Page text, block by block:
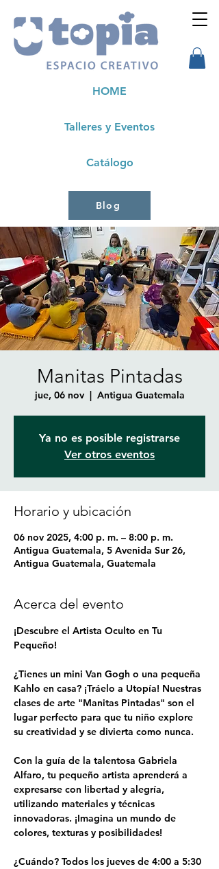
Talleres y Eventos
HOME
Catálogo
Blog
Manitas Pintadas
jue, 06 nov
  |
Antigua Guatemala
Ya no es posible registrarse
Ver otros eventos
Horario y ubicación
06 nov 2025, 4:00 p. m. – 8:00 p. m.
Antigua Guatemala, 5 Avenida Sur 26,
Antigua Guatemala, Guatemala
Acerca del evento
¡Descubre el Artista Oculto en Tu
Pequeño!
¿Tienes un mini Van Gogh o una pequeña
Kahlo en casa? ¡Tráelo a Utopía! Nuestras
clases de arte "Manitas Pintadas" son el
lugar perfecto para que tu niño explore
su creatividad y se divierta como nunca.
Con la guía de la talentosa Gabriela
Alfaro, tu pequeño artista aprenderá a
expresarse con libertad y alegría,
utilizando materiales y técnicas
innovadoras. ¡Imagina un mundo de
colores, texturas y posibilidades!
¿Cuándo? Todos los jueves de 4:00 a 5:30